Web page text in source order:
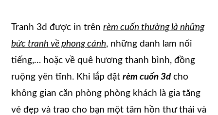
Tranh 3d được in trên rèm cuốn thường là những
bức tranh về phong cảnh, những danh lam nổi
tiếng,… hoặc về quê hương thanh bình, đồng
ruộng yên tĩnh. Khi lắp đặt rèm cuốn 3d cho
không gian căn phòng phòng khách là gia tăng
vẻ đẹp và trao cho bạn một tâm hồn thư thái và